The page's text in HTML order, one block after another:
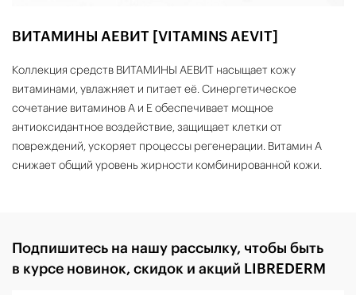
ВИТАМИНЫ АЕВИТ [VITAMINS AEVIT]
Коллекция средств ВИТАМИНЫ АЕВИТ насыщает кожу
витаминами, увлажняет и питает её. Синергетическое
сочетание витаминов А и Е обеспечивает мощное
антиоксидантное воздействие, защищает клетки от
повреждений, ускоряет процессы регенерации. Витамин А
снижает общий уровень жирности комбинированной кожи.
Подпишитесь на нашу рассылку, чтобы быть
в курсе новинок, скидок и акций LIBREDERM